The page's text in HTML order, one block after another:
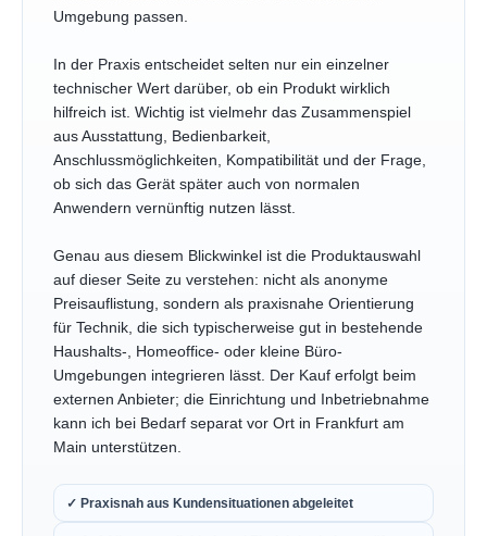
Umgebung passen.
In der Praxis entscheidet selten nur ein einzelner
technischer Wert darüber, ob ein Produkt wirklich
hilfreich ist. Wichtig ist vielmehr das Zusammenspiel
aus Ausstattung, Bedienbarkeit,
Anschlussmöglichkeiten, Kompatibilität und der Frage,
ob sich das Gerät später auch von normalen
Anwendern vernünftig nutzen lässt.
Genau aus diesem Blickwinkel ist die Produktauswahl
auf dieser Seite zu verstehen: nicht als anonyme
Preisauflistung, sondern als praxisnahe Orientierung
für Technik, die sich typischerweise gut in bestehende
Haushalts-, Homeoffice- oder kleine Büro-
Umgebungen integrieren lässt. Der Kauf erfolgt beim
externen Anbieter; die Einrichtung und Inbetriebnahme
kann ich bei Bedarf separat vor Ort in Frankfurt am
Main unterstützen.
✓ Praxisnah aus Kundensituationen abgeleitet